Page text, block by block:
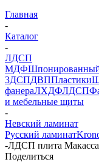
Главная
-
Каталог
-
ЛДСП
МДФ
3ДСПДВППластики
фанераЛХДФЛДСП
и мебельные щиты
-
Невский ламинат
Русский ламинат
-ЛДСП плита
Поделиться